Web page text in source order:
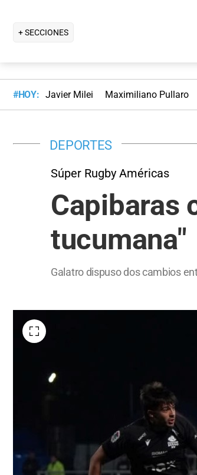
+ SECCIONES
#HOY: Javier Milei Maximiliano Pullaro
DEPORTES
Súper Rugby Américas
Capibaras
tucumana"
Galatro dispuso dos cambios